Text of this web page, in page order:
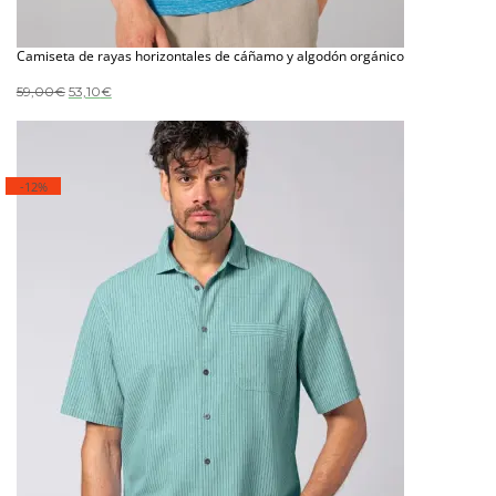
Camiseta de rayas horizontales de cáñamo y algodón orgánico
59,00€ El
original
53,10€El
actual
53,10€.
-12%